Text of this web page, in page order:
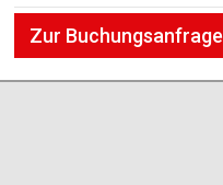
Zur Buchungsanfrage